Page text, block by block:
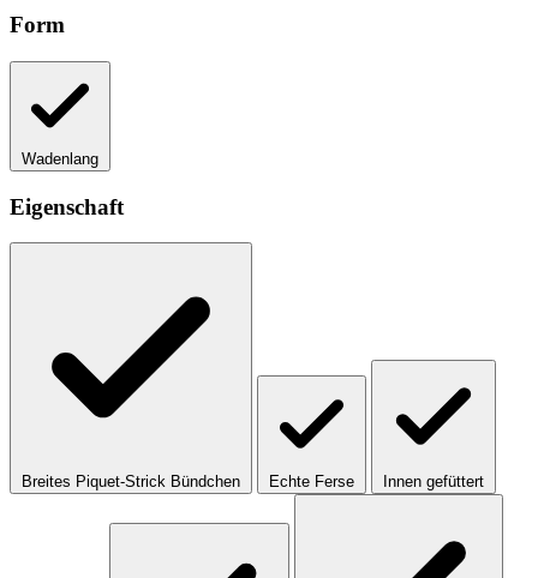
Form
Wadenlang
Eigenschaft
Breites Piquet-Strick Bündchen Echte Ferse Innen gefüttert